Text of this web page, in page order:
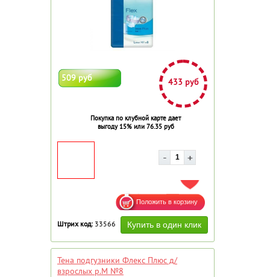
509 руб 433 руб
Покупка по клубной карте дает
выгоду 15% или 76.35 руб
ДОБАВИТЬ В ИЗБРАННОЕ
Штрих код: 33566
Тена подгузники Флекс Плюс д/
взрослых р.М №8